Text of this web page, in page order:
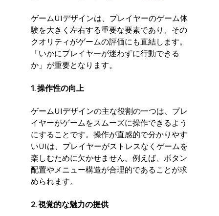
ゲームUIデザインは、プレイヤーのゲーム体
験を大きく左右する重要な要素であり、その
クオリティがゲームの評価にも直結します。
「いかにプレイヤーが迷わずに行動できる
か」が重要となります。
1. 操作性の向上
ゲームUIデザインの主な役割の一つは、プレ
イヤーがゲームをスムーズに操作できるよう
にすることです。操作が直感的で分かりやす
いUIは、プレイヤーがストレスなくゲームを
楽しむために欠かせません。例えば、ボタン
配置やメニュー構造が合理的であることが求
められます。
2. 視覚的な魅力の提供